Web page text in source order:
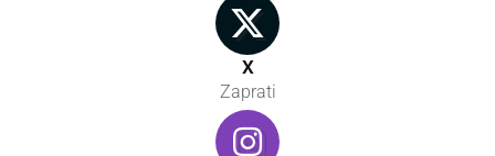
X
Zaprati